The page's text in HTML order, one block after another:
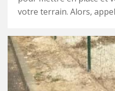
votre terrain. Alors,